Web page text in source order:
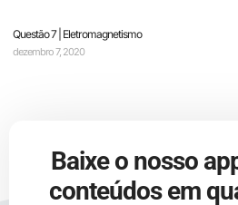
Questão 7 | Eletromagnetismo
dezembro 7, 2020
Baixe o nosso
conteúdos em